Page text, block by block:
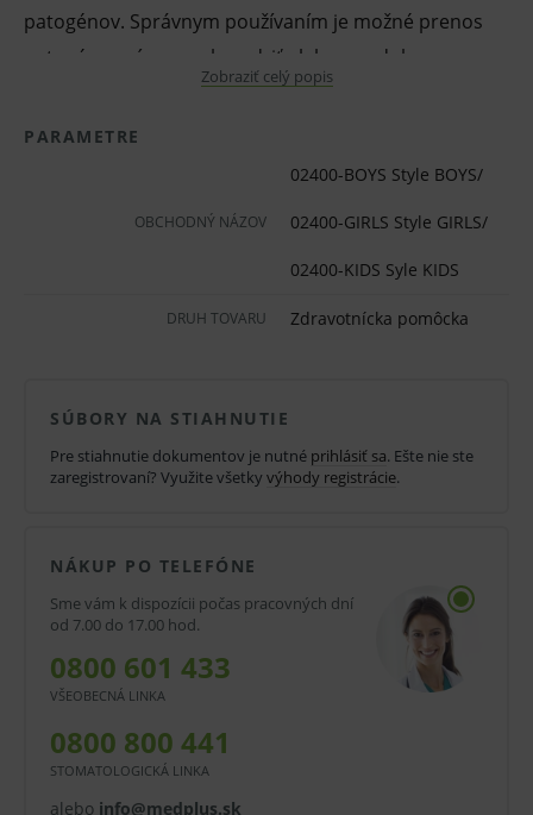
patogénov. Správnym používaním je možné prenos
patogénov výrazne obmedziť alebo mu dokonca
úplne zabrániť. Tento jednorazový výrobok tak
prispieva k zaisteniu hygienických štandardov a je
nevyhnutný ako v zdravotníctve, tak v gastronómii
Je určená na použitie v chirurgickom prostredí. To
znamená, že výrobok spĺňa požiadavky na zhodu s
európskou normou EN 14683. Ústenky sú vďaka
zdravotnícke zariadenia a nemocnice.
Použitý materiál (polypropylén) je veľmi ľahký a
základné ochranné odevy, pretože je stabilný a
mechanicky odolný. Tento výrobok má dĺžku 145 mm
a šírku 90 mm. Na uchytenie slúžia gumičky na uši,
ktoré zaisťujú praktickosť, produkt sa ľahko nasadzuje
a dáva dole.
Výrobok navyše neobsahuje latex.
Zobraziť celý popis
PARAMETRE
OBCHODNÝ NÁZOV
02400-BOYS Style BOYS/
02400-GIRLS Style GIRLS/
02400-KIDS Syle KIDS
DRUH TOVARU Zdravotnícka pomôcka
SÚBORY NA STIAHNUTIE
Pre stiahnutie dokumentov je nutné prihlásiť sa. Ešte nie ste
zaregistrovaní? Využite všetky výhody registrácie.
NÁKUP PO TELEFÓNE
Sme vám k dispozícii počas pracovných dní
od 7.00 do 17.00 hod.
0800 601 433
VŠEOBECNÁ LINKA
0800 800 441
STOMATOLOGICKÁ LINKA
alebo info@medplus.sk